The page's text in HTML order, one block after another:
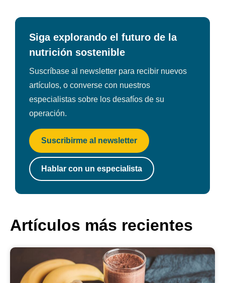
Siga explorando el futuro de la
nutrición sostenible
Suscríbase al newsletter para recibir nuevos
artículos, o converse con nuestros
especialistas sobre los desafíos de su
operación.
Suscribirme al newsletter
Hablar con un especialista
Artículos más recientes